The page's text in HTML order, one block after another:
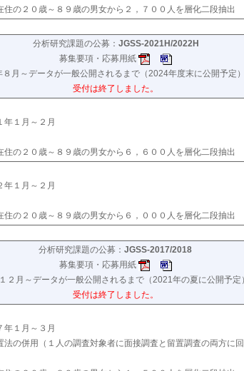
住の２０歳～８９歳の男女から２，７００人を層化二段抽出
分析研究課題の公募： JGSS-2021H/2022H
募集要項・応募用紙
月～データが一般公開されるまで（2024年度末に公開予定
受付は終了しました。
年１月～２月
住の２０歳～８９歳の男女から６，６００人を層化二段抽出
年１月～２月
住の２０歳～８９歳の男女から６，０００人を層化二段抽出
分析研究課題の公募： JGSS-2017/2018
募集要項・応募用紙
２月～データが一般公開されるまで（2021年の夏に公開予定
受付は終了しました。
年１月～３月
法の併用（１人の調査対象者に面接調査と留置調査の両方に